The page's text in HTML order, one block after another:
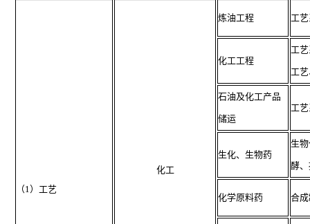
（1）工艺
化工
炼油工程 工
化工工程
工
工
石油及化工产品
储运
工
生化、生物药
生
酵
化学原料药 合